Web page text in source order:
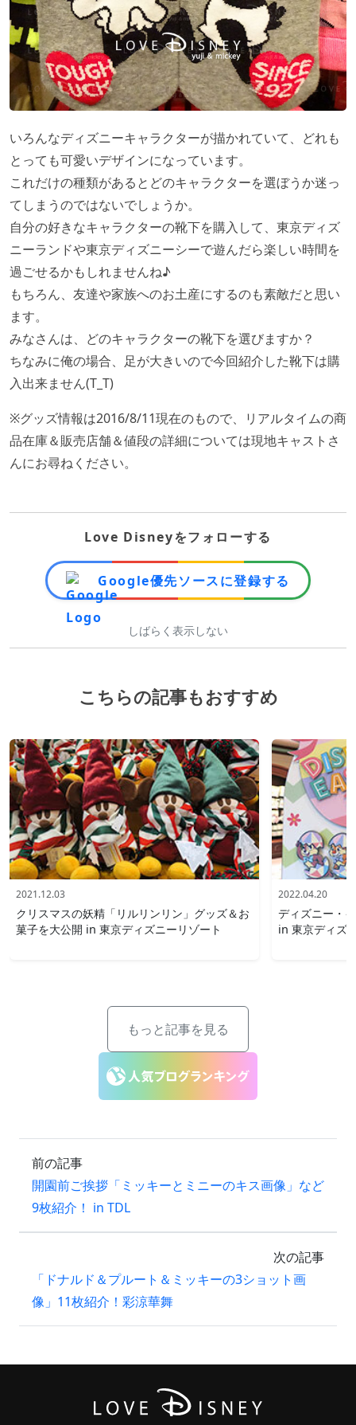
いろんなディズニーキャラクターが描かれていて、どれも
とっても可愛いデザインになっています。
これだけの種類があるとどのキャラクターを選ぼうか迷っ
てしまうのではないでしょうか。
自分の好きなキャラクターの靴下を購入して、東京ディズ
ニーランドや東京ディズニーシーで遊んだら楽しい時間を
過ごせるかもしれませんね♪
もちろん、友達や家族へのお土産にするのも素敵だと思い
ます。
みなさんは、どのキャラクターの靴下を選びますか？
ちなみに俺の場合、足が大きいので今回紹介した靴下は購
入出来ません(T_T)
※グッズ情報は2016/8/11現在のもので、リアルタイムの商
品在庫＆販売店舗＆値段の詳細については現地キャストさ
んにお尋ねください。
Love Disneyをフォローする
Google優先ソースに登録する
しばらく表示しない
こちらの記事もおすすめ
2021.12.03
クリスマスの妖精「リルリンリン」グッズ＆お
菓子を大公開 in 東京ディズニーリゾート
2022.04.20
ディズニー・
in 東京ディズ
もっと記事を見る
前の記事
開園前ご挨拶「ミッキーとミニーのキス画像」など
9枚紹介！ in TDL
次の記事
「ドナルド＆プルート＆ミッキーの3ショット画
像」11枚紹介！彩涼華舞